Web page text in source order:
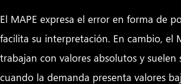
El MAPE expresa el error en forma de
facilita su interpretación. En cambio, el
trabajan con valores absolutos y suelen
cuando la demanda presenta valores